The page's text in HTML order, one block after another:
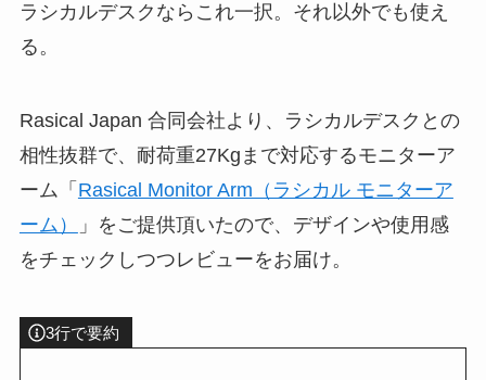
ラシカルデスクならこれ一択。それ以外でも使え
る。
Rasical Japan 合同会社より、ラシカルデスクとの
相性抜群で、耐荷重27Kgまで対応するモニターア
ーム「 Rasical Monitor Arm（ラシカル モニターア
ーム）
」をご提供頂いたので、デザインや使用感
をチェックしつつレビューをお届け。
3行で要約